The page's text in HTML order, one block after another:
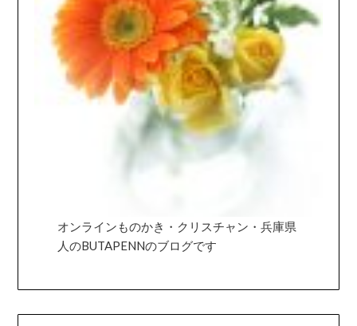
オンラインものかき・クリスチャン・兵庫県
人のBUTAPENNのブログです